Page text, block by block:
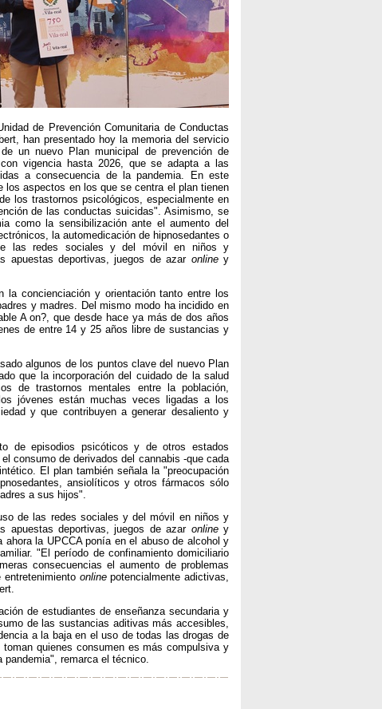
de Prevención Comunitaria de Conductas
han presentado hoy la memoria del servicio
un nuevo Plan municipal de prevención de
vigencia hasta 2026, que se adapta a las
a consecuencia de la pandemia. En este
los aspectos en los que se centra el plan tienen
los trastornos psicológicos, especialmente en
de las conductas suicidas". Asimismo, se
como la sensibilización ante el aumento del
la automedicación de hipnosedantes o
las redes sociales y del móvil en niños y
apuestas deportivas, juegos de azar onliney
la concienciación y orientación tanto entre los
y madres. Del mismo modo ha incidido en
A on?, que desde hace ya más de dos años
de entre 14 y 25 años libre de sustancias y
algunos de los puntos clave del nuevo Plan
que la incorporación del cuidado de la salud
de trastornos mentales entre la población,
jóvenes están muchas veces ligadas a los
y que contribuyen a generar desaliento y
de episodios psicóticos y de otros estados
consumo de derivados del cannabis -que cada
El plan también señala la "preocupación
ansiolíticos y otros fármacos sólo
a sus hijos".
de las redes sociales y del móvil en niños y
apuestas deportivas, juegos de azar onliney
la UPCCA ponía en el abuso de alcohol y
"El período de confinamiento domiciliario
consecuencias el aumento de problemas
onlinepotencialmente adictivas,
de estudiantes de enseñanza secundaria y
de las sustancias aditivas más accesibles,
a la baja en el uso de todas las drogas de
quienes consumen es más compulsiva y
pandemia", remarca el técnico.